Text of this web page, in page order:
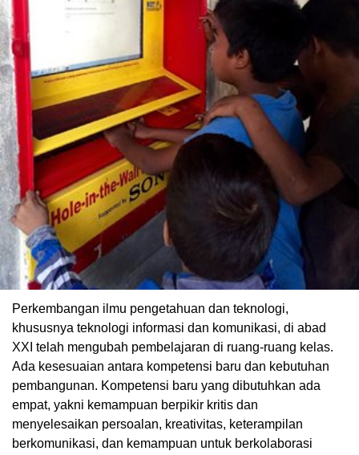
Perkembangan ilmu pengetahuan dan teknologi,
khususnya teknologi informasi dan komunikasi, di abad
XXI telah mengubah pembelajaran di ruang-ruang kelas.
Ada kesesuaian antara kompetensi baru dan kebutuhan
pembangunan. Kompetensi baru yang dibutuhkan ada
empat, yakni kemampuan berpikir kritis dan
menyelesaikan persoalan, kreativitas, keterampilan
berkomunikasi, dan kemampuan untuk berkolaborasi